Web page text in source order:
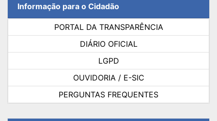
Informação para o Cidadão
PORTAL DA TRANSPARÊNCIA
DIÁRIO OFICIAL
LGPD
OUVIDORIA / E-SIC
PERGUNTAS FREQUENTES